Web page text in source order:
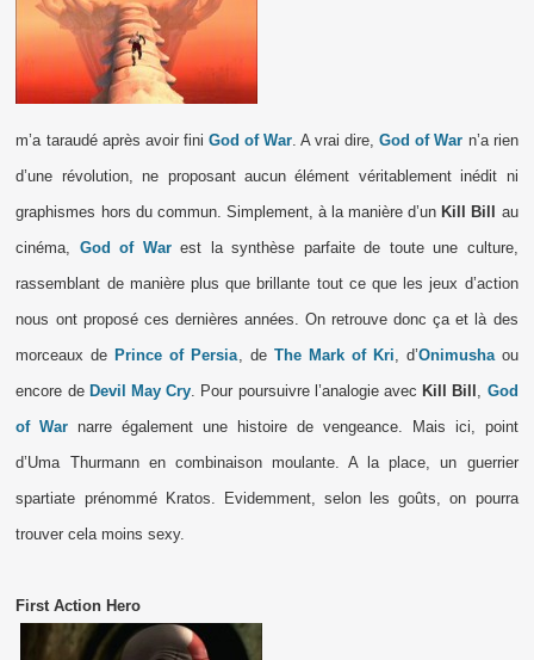
m’a taraudé après avoir fini God of War. A vrai dire,God of War n’a rien
d’une révolution, ne proposant aucun élément véritablement inédit ni
graphismes hors du commun. Simplement, à la manière d’un Kill Bill
au
cinéma, God of Warest la synthèse parfaite de toute une culture,
rassemblant de manière plus que brillante tout ce que les jeux d’action
nous ont proposé ces dernières années. On retrouve donc ça et là des
morceaux de Prince of Persia , de The Mark of Kri , d’Onimushaou
encore de Devil May Cry . Pour poursuivre l’analogie avec Kill Bill
God
of War narre également une histoire de vengeance. Mais ici, point
d’Uma Thurmann en combinaison moulante. A la place, un guerrier
spartiate prénommé Kratos. Evidemment, selon les goûts, on pourra
trouver cela moins sexy.
First Action Hero